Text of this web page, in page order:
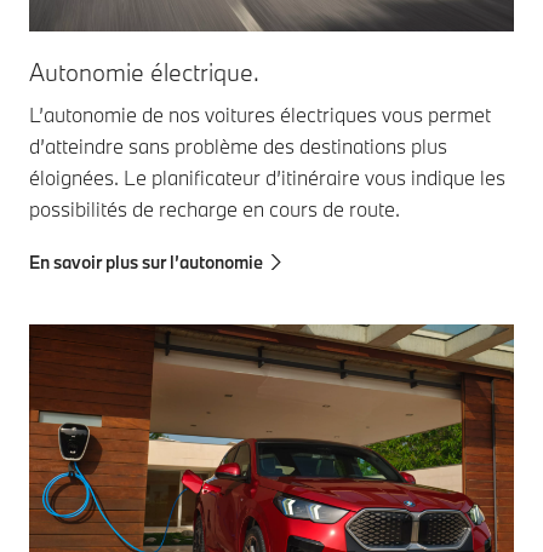
Autonomie électrique.
L’autonomie de nos voitures électriques vous permet
d’atteindre sans problème des destinations plus
éloignées. Le planificateur d’itinéraire vous indique les
possibilités de recharge en cours de route.
En savoir plus sur l’autonomie